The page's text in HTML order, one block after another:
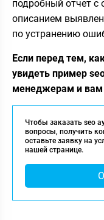
подробный отчет с
описанием
по устранению
Если перед тем,
увидеть пример
менеджерам и вам
Чтобы заказать seo
вопросы, получить
оставьте заявку на
нашей странице.